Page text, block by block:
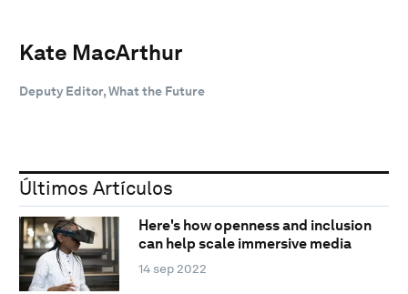
Kate MacArthur
Deputy Editor, What the Future
Últimos Artículos
Here's how openness and inclusion
can help scale immersive media
14 sep 2022